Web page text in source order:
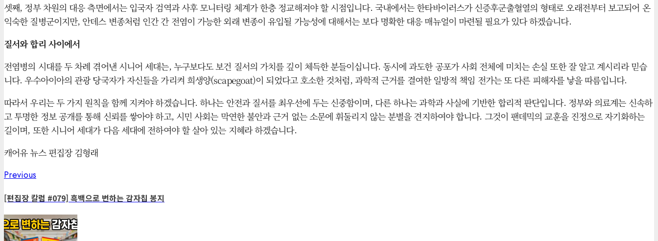
셋째, 정부 차원의 대응 측면에서는 입국자 검역과 사후 모니터링 체계가 한층 정교해져야 할 시점입니다. 국내에서는 한타바이러스가 신증후군출혈열의 형태로 오래전부터 보고되어 온
익숙한 질병군이지만, 안데스 변종처럼 인간 간 전염이 가능한 외래 변종이 유입될 가능성에 대해서는 보다 명확한 대응 매뉴얼이 마련될 필요가 있다 하겠습니다.
질서와 합리 사이에서
전염병의 시대를 두 차례 겪어낸 시니어 세대는, 누구보다도 보건 질서의 가치를 깊이 체득한 분들이십니다. 동시에 과도한 공포가 사회 전체에 미치는 손실 또한 잘 알고 계시리라 믿습
니다. 우수아이아의 관광 당국자가 자신들을 가리켜 희생양(scapegoat)이 되었다고 호소한 것처럼, 과학적 근거를 결여한 일방적 책임 전가는 또 다른 피해자를 낳을 따름입니다.
따라서 우리는 두 가지 원칙을 함께 지켜야 하겠습니다. 하나는 안전과 질서를 최우선에 두는 신중함이며, 다른 하나는 과학과 사실에 기반한 합리적 판단입니다. 정부와 의료계는 신속하
고 투명한 정보 공개를 통해 신뢰를 쌓아야 하고, 시민 사회는 막연한 불안과 근거 없는 소문에 휘둘리지 않는 분별을 견지하여야 합니다. 그것이 팬데믹의 교훈을 진정으로 자기화하는
길이며, 또한 시니어 세대가 다음 세대에 전하여야 할 살아 있는 지혜라 하겠습니다.
캐어유 뉴스 편집장 김형래
Post
navigation
Previous
[편집장 칼럼 #079] 흑백으로 변하는 감자칩 봉지